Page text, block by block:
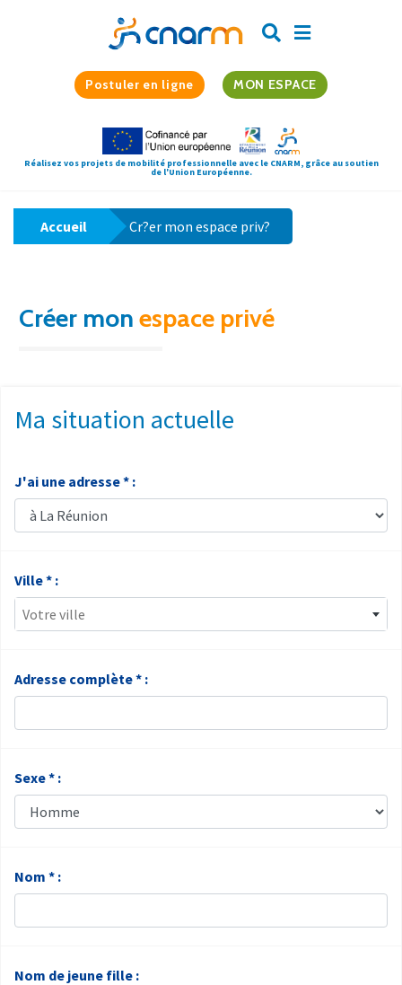
Postuler en ligne MON ESPACE
Réalisez vos projets de mobilité professionnelle avec le CNARM, grâce au soutien
de l'Union Européenne.
Accueil Cr?er mon espace priv?
Créer mon espace privé
Ma situation actuelle
J'ai une adresse * :
Ville * :
Votre ville
Adresse complète * :
Sexe * :
Nom * :
Nom de jeune fille :